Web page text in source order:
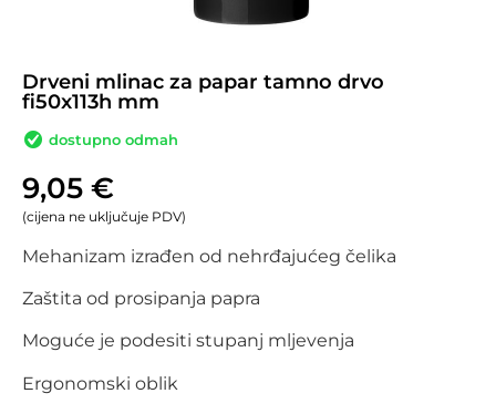
Drveni mlinac za papar tamno drvo
fi50x113h mm
dostupno odmah
9,05 €
(cijena ne uključuje PDV)
Mehanizam izrađen od nehrđajućeg čelika
Zaštita od prosipanja papra
Moguće je podesiti stupanj mljevenja
Ergonomski oblik